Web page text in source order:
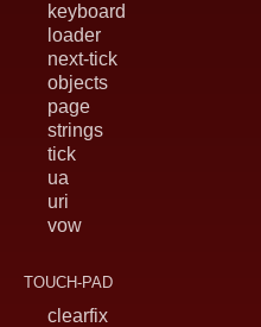
keyboard
loader
next-tick
objects
page
strings
tick
ua
uri
vow
TOUCH-PAD
clearfix